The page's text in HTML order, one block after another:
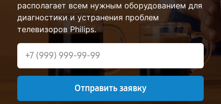
располагает всем нужным оборудованием для
диагностики и устранения проблем
телевизоров Philips.
Отправить заявку